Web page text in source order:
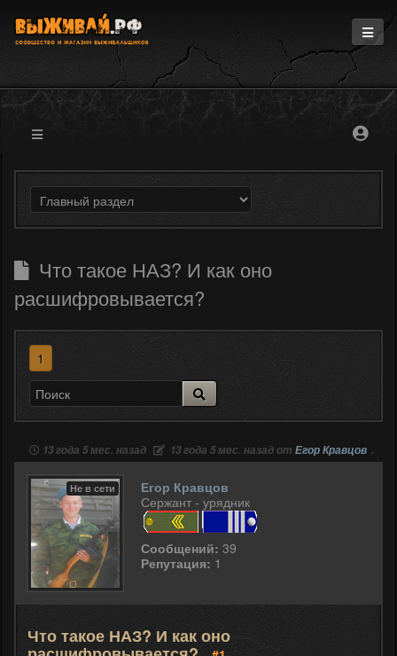
Информация
Магазин
Форум
Что такое НАЗ? И как оно
расшифровывается?
1
13 года 5 мес. назад 13 года 5 мес. назад от Егор Кравцов .
Не в сети
Егор Кравцов
Сержант - урядник
Сообщений: 39
Репутация: 1
Что такое НАЗ? И как оно